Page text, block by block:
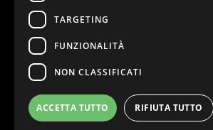
@2026 Teatro Nazionale
TARGETING
FUNZIONALITÀ
NON CLASSIFICATI
ACCETTA TUTTO RIFIUTA TUTTO